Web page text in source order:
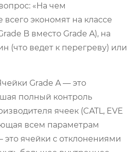
«На чем
экономят на классе
B вместо Grade A), на
(что ведет к перегреву) или
Grade A — это
полный контроль
ячеек (CATL, EVE
всем параметрам
это ячейки с отклонениями